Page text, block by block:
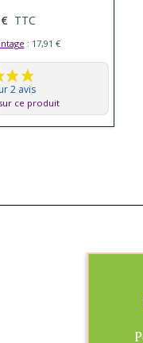
TTC
: 17,91 €
2 avis
ce produit